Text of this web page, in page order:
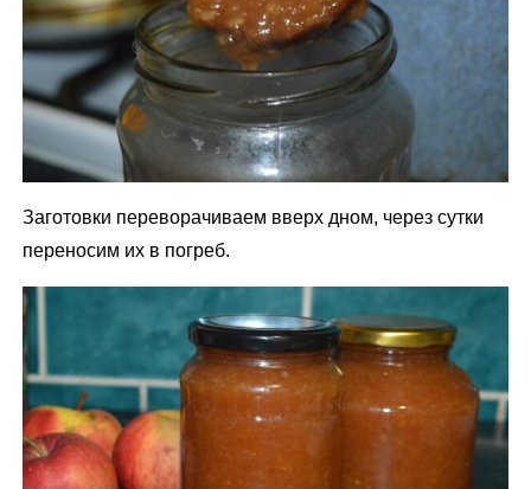
Заготовки переворачиваем вверх дном, через сутки
переносим их в погреб.